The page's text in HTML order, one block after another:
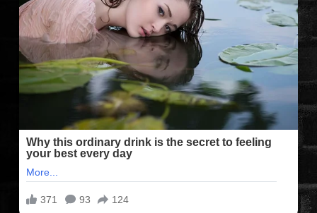
FILMEK (2025-ÖS)
FILMEK (2024-ES)
FILMEK (2023-AS)
FILMEK (2022-ES)
FELIRATOS FILMEK